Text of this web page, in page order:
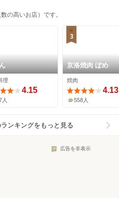
の高いお店）です。
理
4.15
人
3
京洛焼肉 ぽめ
焼肉
4.13
558人
ンキングをもっと見る
広告を非表示